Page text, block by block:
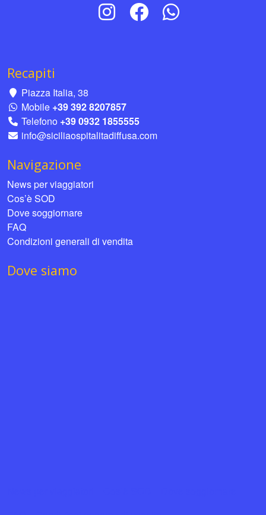
Recapiti
Piazza Italia, 38
Mobile +39 392 8207857
Telefono +39 0932 1855555
info@siciliaospitalitadiffusa.com
Navigazione
News per viaggiatori
Cos’è SOD
Dove soggiornare
FAQ
Condizioni generali di vendita
Dove siamo